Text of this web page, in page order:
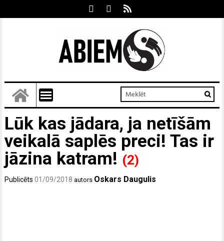
Lūk kas jādara, ja netīšām
veikalā saplēs preci! Tas ir
jāzina katram! (2)
Publicēts01/09/2018 autors Oskars Daugulis